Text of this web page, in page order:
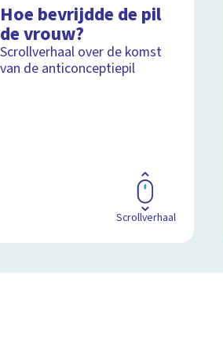
Hoe bevrijdde de pil
de vrouw?
Scrollverhaal over de komst
van de anticonceptiepil
Scrollverhaal